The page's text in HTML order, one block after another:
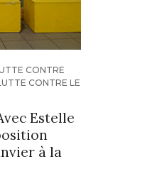
CONTRE
CONTRE LE
Estelle
à la